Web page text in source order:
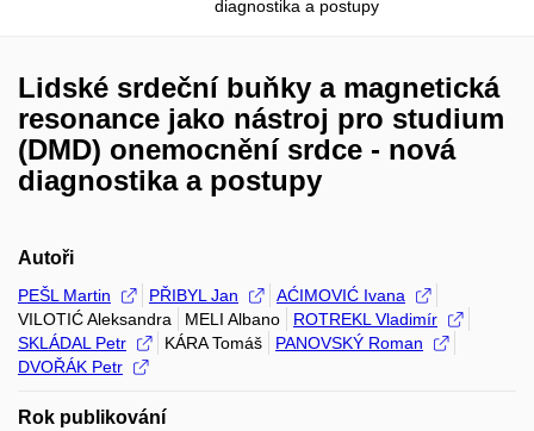
diagnostika a postupy
Lidské srdeční buňky a magnetická
resonance jako nástroj pro studium
(DMD) onemocnění srdce - nová
diagnostika a postupy
Autoři
PEŠL Martin PŘIBYL Jan
AĆIMOVIĆ Ivana
VILOTIĆ Aleksandra
MELI Albano
ROTREKL Vladimír
SKLÁDAL Petr
KÁRA Tomáš
PANOVSKÝ Roman
DVOŘÁK Petr
Rok publikování